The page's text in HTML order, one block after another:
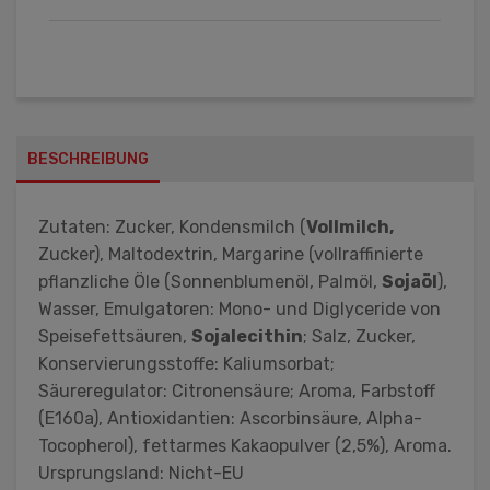
BESCHREIBUNG
Zutaten: Zucker, Kondensmilch (Vollmilch,
Zucker), Maltodextrin, Margarine (vollraffinierte
pflanzliche Öle (Sonnenblumenöl, Palmöl, Sojaöl),
Wasser, Emulgatoren: Mono- und Diglyceride von
Speisefettsäuren, Sojalecithin; Salz, Zucker,
Konservierungsstoffe: Kaliumsorbat;
Säureregulator: Citronensäure; Aroma, Farbstoff
(E160a), Antioxidantien: Ascorbinsäure, Alpha-
Tocopherol), fettarmes Kakaopulver (2,5%), Aroma.
Ursprungsland: Nicht-EU